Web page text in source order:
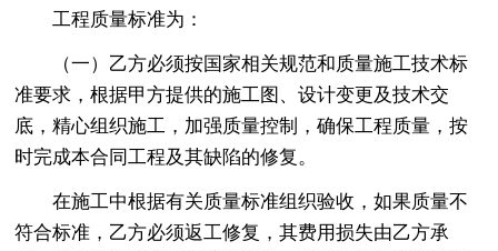
工程质量标准为：
（一）乙方必须按国家相关规范和质量施工技术标
准要求，根据甲方提供的施工图、设计变更及技术交
底，精心组织施工，加强质量控制，确保工程质量，按
时完成本合同工程及其缺陷的修复。
在施工中根据有关质量标准组织验收，如果质量不
符合标准，乙方必须返工修复，其费用损失由乙方承